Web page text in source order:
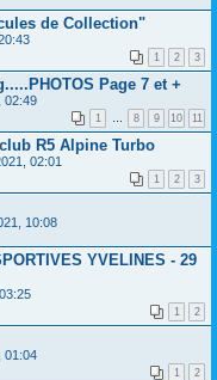
de Collection"
1 2 3
Page 7 et +
02:49
1 8 9 10 11
R5 Alpine Turbo
02:01
1 2 3
10:08
YVELINES - 29
1 2
01:04
1 2